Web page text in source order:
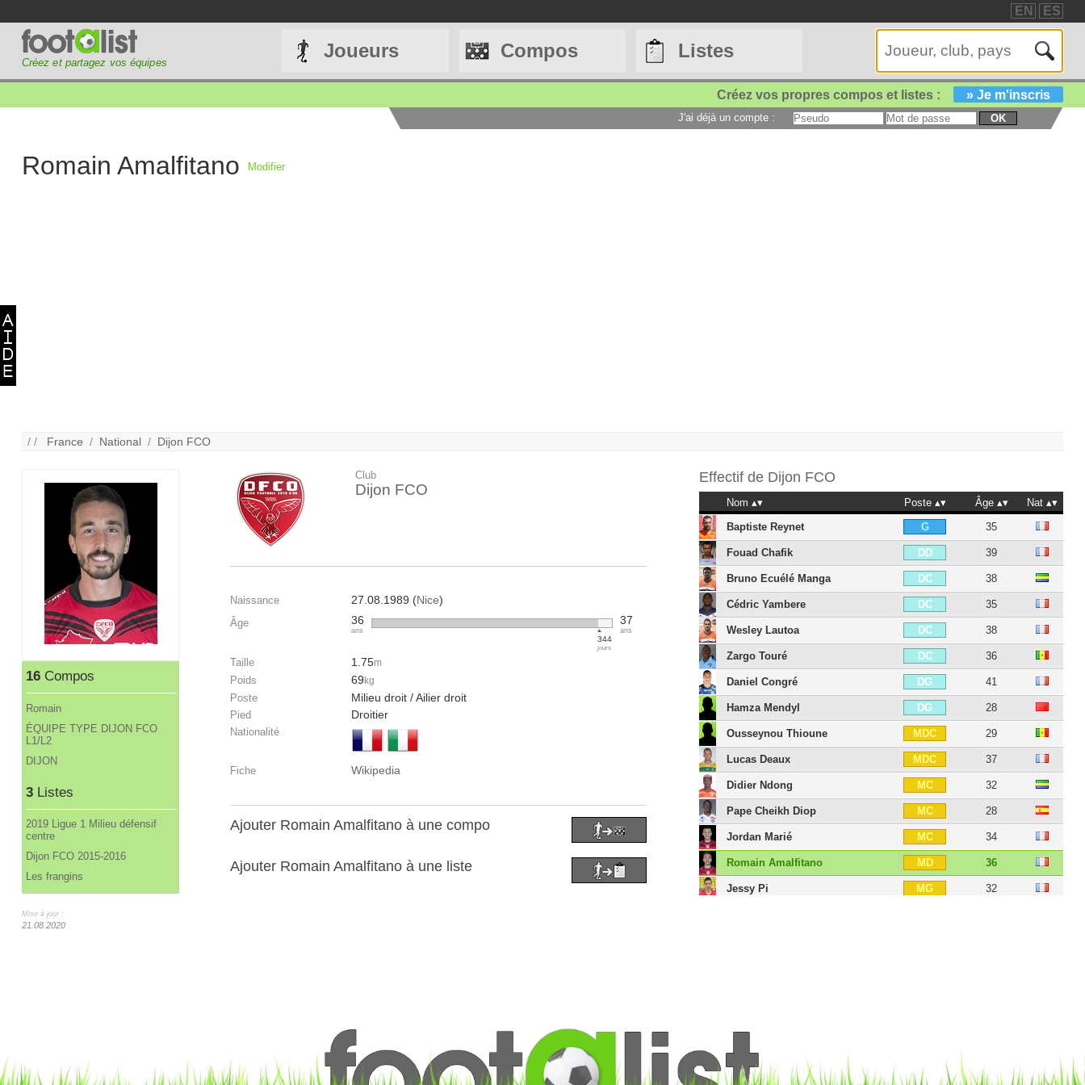
EN ES
Créez et partagez vos équipes
Joueurs Compos Listes
Créez vos propres compos et listes : » Je m'inscris
J'ai déjà un compte : OK
Romain Amalfitano Modifier
/ / France / National / Dijon FCO
16Compos
Romain
ÉQUIPE TYPE DIJON FCO
L1/L2
DIJON
3Listes
2019 Ligue 1 Milieu défensif
centre
Dijon FCO 2015-2016
Les frangins
Mise à jour :
21.08.2020
Club
Dijon FCO
Naissance 27.08.1989 (Nice)
Âge 36
ans
344
jours
37
ans
Taille 1.75m
Poids 69 kg
Poste Milieu droit / Ailier droit
Pied Droitier
Nationalité
Fiche Wikipedia
Ajouter Romain Amalfitano à une compo
Ajouter Romain Amalfitano à une liste
Effectif de Dijon FCO
Nom Poste Âge
Nat
Baptiste Reynet
G 35
Fouad Chafik DD 39
Bruno Ecuélé Manga DC 38
Cédric Yambere DC 35
Wesley Lautoa DC 38
Zargo Touré DC 36
Daniel Congré DG 41
Hamza Mendyl DG 28
Ousseynou Thioune MDC 29
Lucas Deaux MDC 37
Didier Ndong MC 32
Pape Cheikh Diop MC 28
Jordan Marié MC 34
Romain Amalfitano MD 36
Jessy Pi MG 32